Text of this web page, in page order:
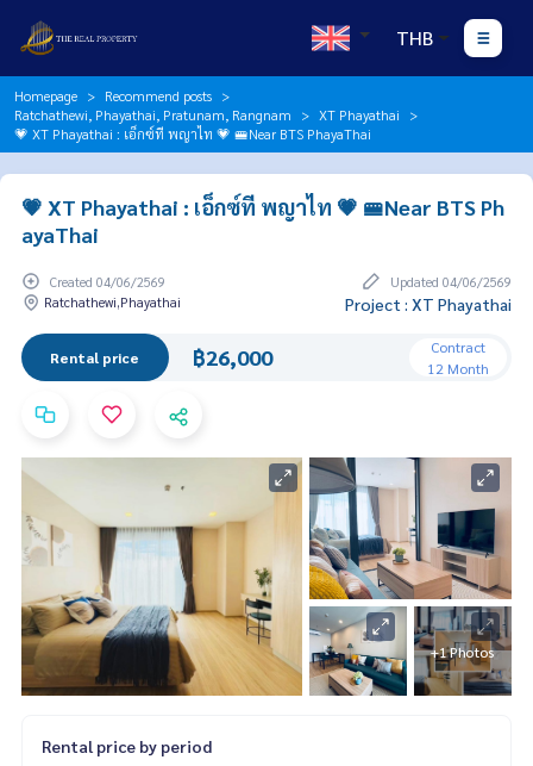
THB
Homepage
Recommend posts
Ratchathewi, Phayathai, Pratunam, Rangnam
XT Phayathai
💗 XT Phayathai : เอ็กซ์ที พญาไท 💗 🚝Near BTS PhayaThai
💗 XT Phayathai : เอ็กซ์ที พญาไท 💗 🚝Near BTS Ph
ayaThai
Created 04/06/2569
Updated 04/06/2569
Ratchathewi,Phayathai
Project : XT Phayathai
Rental price ฿26,000
Contract
12 Month
+1 Photos
Rental price by period